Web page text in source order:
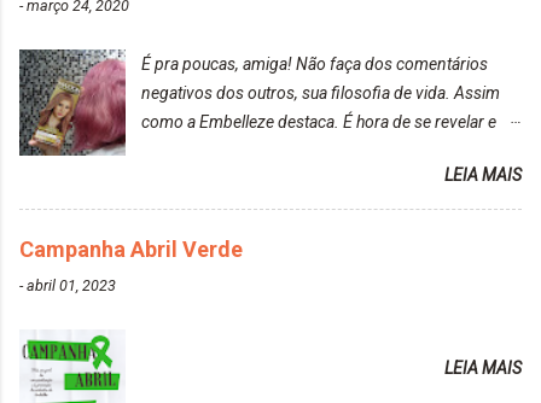
-março 24, 2020
É pra poucas, amiga! Não faça dos comentários
negativos dos outros, sua filosofia de vida. Assim
como a Embelleze destaca. É hora de se revelar e
vip Maxton liberdade para ser mais você Loiro Rosé
10.04. Após 30 minutos no cabelo, retirei o excesso
da tintura no banho e notei que os fios estavam
LEIA MAIS
Campanha Abril Verde
-abril 01, 2023
LEIA MAIS